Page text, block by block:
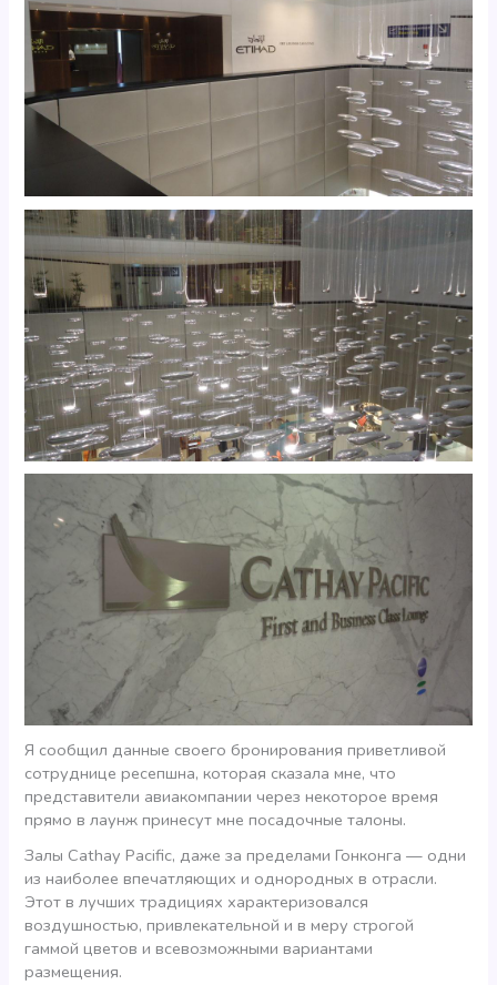
Я сообщил данные своего бронирования приветливой
сотруднице ресепшна, которая сказала мне, что
представители авиакомпании через некоторое время
прямо в лаунж принесут мне посадочные талоны.
Залы Cathay Pacific, даже за пределами Гонконга — одни
из наиболее впечатляющих и однородных в отрасли.
Этот в лучших традициях характеризовался
воздушностью, привлекательной и в меру строгой
гаммой цветов и всевозможными вариантами
размещения.